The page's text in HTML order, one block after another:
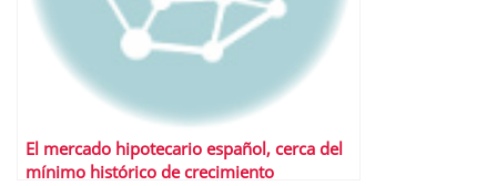
El mercado hipotecario español, cerca del
mínimo histórico de crecimiento